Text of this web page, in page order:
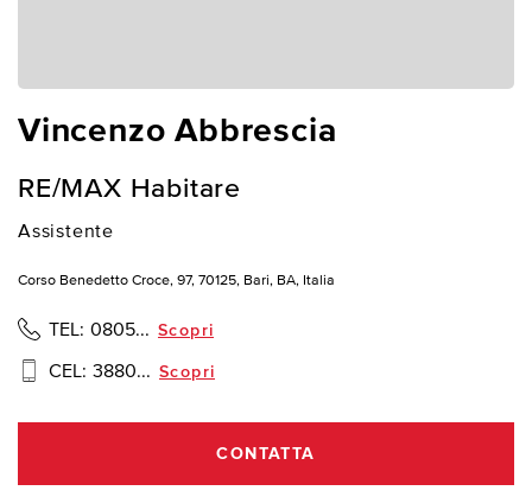
Vincenzo Abbrescia
RE/MAX Habitare
Assistente
Corso Benedetto Croce, 97, 70125, Bari, BA, Italia
TEL: 0805... Scopri
CEL: 3880... Scopri
CONTATTA